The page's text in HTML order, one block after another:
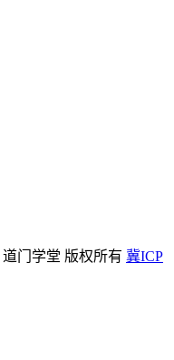
道门学堂 版权所有 冀ICP